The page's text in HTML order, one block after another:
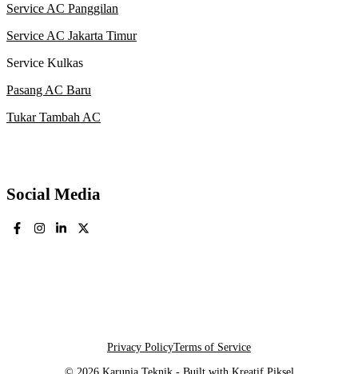
Service AC Panggilan
Service AC Jakarta Timur
Service Kulkas
Pasang AC Baru
Tukar Tambah AC
Social Media
Privacy PolicyTerms of Service